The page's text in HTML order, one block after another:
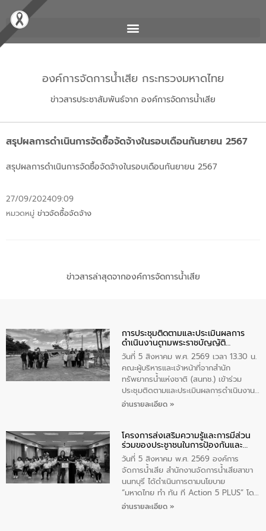
องค์การจัดการน้ำเสีย กระทรวงมหาดไทย
ข่าวสารประชาสัมพันธ์จาก องค์การจัดการน้ำเสีย
สรุปผลการดำเนินการจัดซื้อจัดจ้างในรอบเดือนกันยายน 2567
สรุปผลการดำเนินการจัดซื้อจัดจ้างในรอบเดือนกันยายน 2567
27/09/202409:09
หมวดหมู่ ข่าวจัดซื้อจัดจ้าง
ข่าวสารล่าสุดจากองค์การจัดการน้ำเสีย
การประชุมติดตามและประเมินผลการ
ดำเนินงานตามพระราชบัญญัติ
ทรัพยากรน้ำ พ.ศ. 2561 ประจำ
ปีงบประมาณ พ.ศ. 2569
วันที่ 5 สิงหาคม พ.ศ. 2569 เวลา 13.30 น.
คณะผู้บริหารและเจ้าหน้าที่จากสำนัก
ทรัพยากรน้ำแห่งชาติ (สนทช.) เข้าร่วม
ประชุมติดตามและประเมินผลการดำเนินงาน
ตามพระราชบัญญัติทรัพยากรน้ำ พ.ศ. 2561
วัดสิงห์ จังหวัดชัยนาท โดยมีนายแสงชัย
สุขชื่น นายกเทศมนตรีตำบลวัดสิงห์ คณะผู้
บริหารเทศบาลตำบลวัดสิงห์ ผู้นำชุมชน และ
ประชาชนในพื้นที่เทศบาลตำบลวัดสิงก์ที่มี
ส่วนได้ส่วนเสียในโครงก่อสร้างศูนย์บริหาร
จัดการคุณภาพน้ำเทศบาลตำบลวัดสิงห์
จังหวัดชัยนาท ให้การต้อนรับ
อ่านรายละเอียด »
โครงการส่งเสริมความรู้และการมีส่วน
ร่วมของประชาชนในการป้องกันและ
แก้ไขปัญหาน้ำเสียอย่างยั่งยืน
วันที่ 5 สิงหาคม พ.ศ. 2569 องค์การ
จัดการน้ำเสีย สำนักงานจัดการน้ำเสียสาขา
นนทบุรี ได้ดำเนินการตามนโยบาย
“มหาดไทย ทำ ทัน ที Action 5 PLUS” โดย
จัดโครงการส่งเสริมความรู้และการมีส่วน
อ่านรายละเอียด »